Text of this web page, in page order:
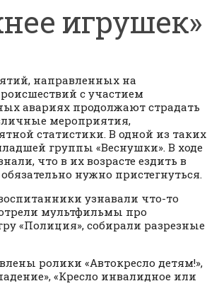
игрушек»
направленных на
с участием
авариях продолжают страдать
мероприятия,
статистики. В одной из таких
группы «Веснушки». В ходе
что в их возрасте ездить в
нужно пристегнуться.
узнавали что-то
мультфильмы про
«Полиция», собирали разрезные
ролики «Автокресло детям!»,
«Кресло инвалидное или